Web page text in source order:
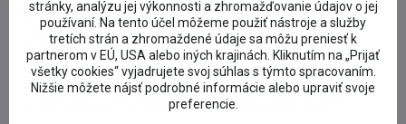
Viac z kategórie
Prírodná kozmetika podľa značky
Prírodná BIO kozmetika Sante
BIO Dekoratívna kozmetika
stránky, analýzu jej výkonnosti a zhromažďovanie údajov o jej
používaní. Na tento účel môžeme použiť nástroje a služby
tretích strán a zhromaždené údaje sa môžu preniesť k
partnerom v EÚ, USA alebo iných krajinách. Kliknutím na „Prijať
všetky cookies“ vyjadrujete svoj súhlas s týmto spracovaním.
Nižšie môžete nájsť podrobné informácie alebo upraviť svoje
preferencie.